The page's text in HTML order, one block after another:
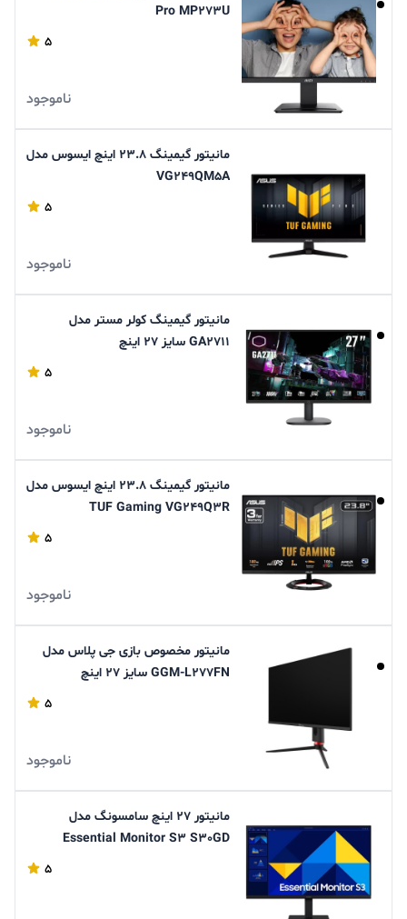
Pro MP273U
5
ناموجود
مانیتور گیمینگ 23.8 اینچ ایسوس مدل
VG249QM5A
5
ناموجود
مانیتور گیمینگ کولر مستر مدل
GA۲۷۱۱ سایز ۲۷ اینچ
5
ناموجود
مانیتور گیمینگ ۲۳.۸ اینچ ایسوس مدل
TUF Gaming VG۲۴۹Q۳R
5
ناموجود
مانيتور مخصوص بازی جی پلاس مدل
GGM-L277FN سايز 27 اينچ
5
ناموجود
مانیتور 27 اینچ سامسونگ مدل
Essential Monitor S3 S30GD
5